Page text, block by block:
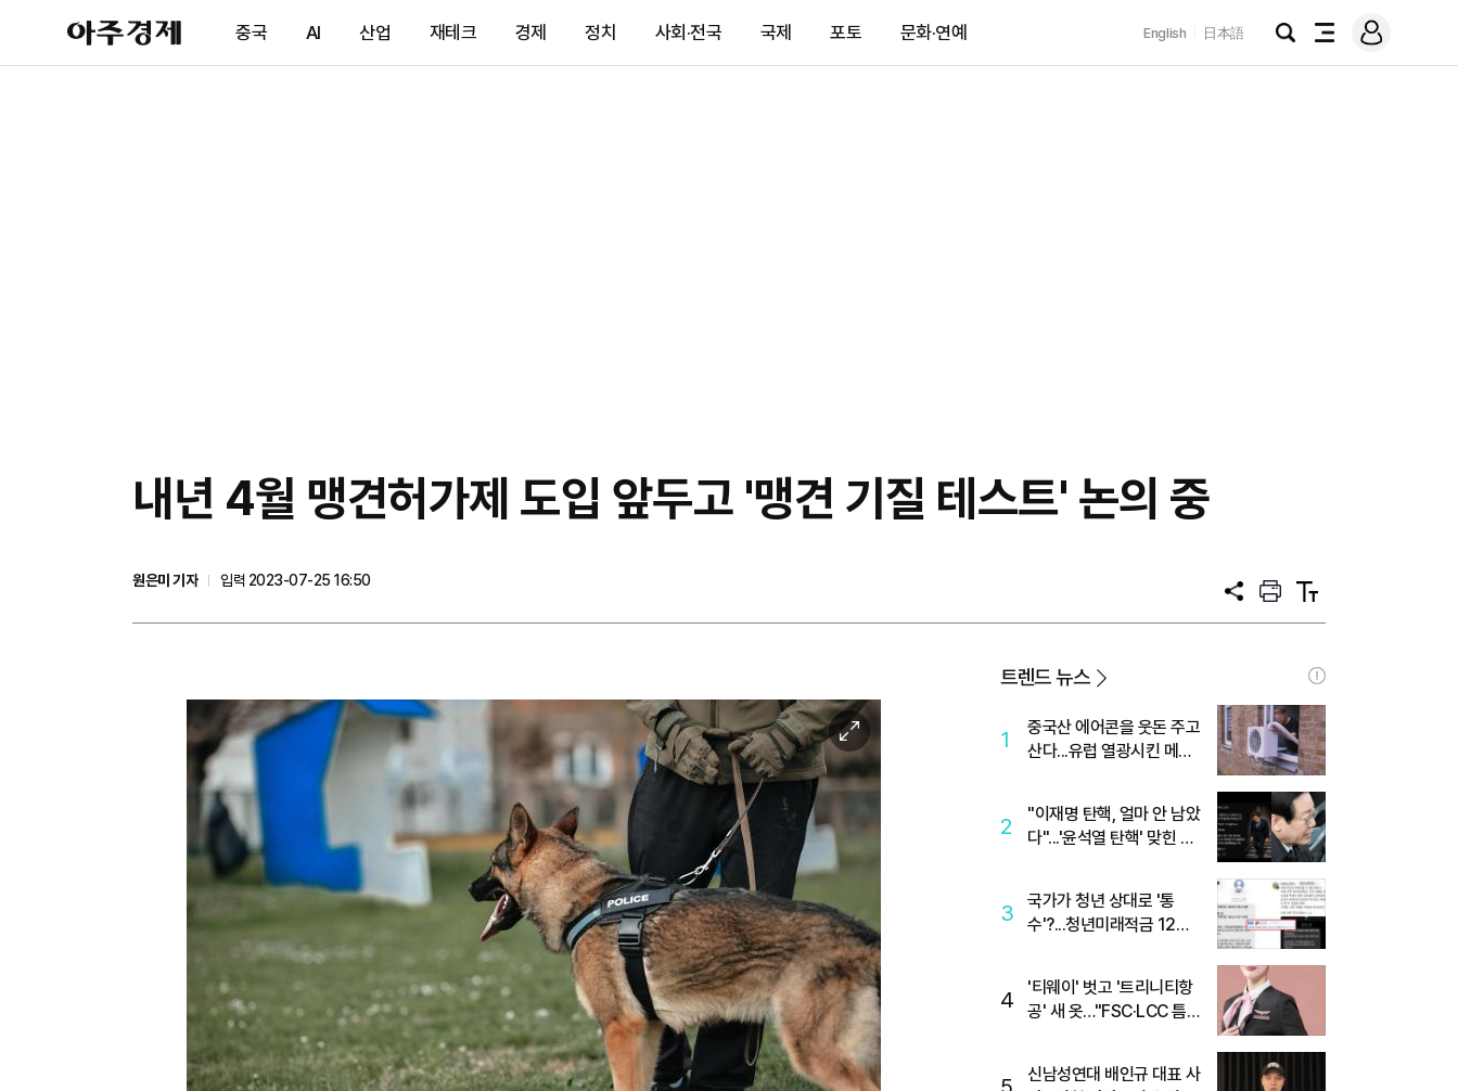
아
주
제
중국 AI 산업 재테크 경제 정치 사회·전국 국제 포토 문화·연예 English 日本語
검
전
메
그
내년 4월 맹견허가제 도입 앞두고 '맹견 기질 테스트' 논의 중
원은미 기자
입력 2023-07-25 16:50
공
프
트
텍
트
이
미
지
확
대
트렌드 뉴스
1
중국산 에어콘을 웃돈 주고
산다...유럽 열광시킨 메이
2
"이재명 탄핵, 얼마 안 남았
다"...'윤석열 탄핵' 맞힌 무
3
국가가 청년 상대로 '통
수'?...청년미래적금 12%
4
'티웨이' 벗고 '트리니티항
공' 새 옷…"FSC·LCC 틈
신남성연대 배인규 대표 사